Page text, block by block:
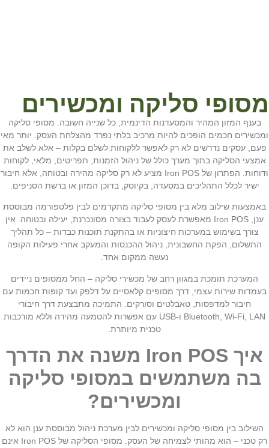
מסופי סליקה ומכשירים
בענף המזון המהיר והמסעדנות הדינמית, כל שנייה חשובה. מסופי סליקה
ומכשירים חכמים הופכים להיות מרכיב בלתי נפרד מהצלחת העסק. יותר מאי
פעם, עסקים נדרשים לא רק לאפשר ללקוחות לשלם בקלות – אלא לשלב את
אמצעי הסליקה בתוך מערך כולל של ניהול הזמנות, תפריטים, מלאי, לקוחות
ודוחות. הפתרון של Iron POS מציע לא רק סליקה מהירה ובטוחה, אלא חיבור
ישיר לכלל התהליכים במסעדה, בקיוסק, בדוכן המזון או ברשת הסניפים.
באמצעות שילוב מלא בין מסופי סליקה מתקדמים לבין פלטפורמה מבוססת
ענן, Iron POS מאפשרת לעסק לעבוד בצורה מסונכרנת, יעילה ובטוחה. אין
צורך בשימוש במערכות חיצוניות או בהתקנת תוכנות כבדות – כל תהליך
התשלום, הפקת החשבונית, ניהול ההכנסות והמעקב אחרי פעילות הקופה
נעשה ממקום אחד.
המערכת תומכת במגוון רחב של מכשירי סליקה – החל ממסופים ניידים
בעמדות שירות עצמי, דרך מסופים קלאסיים על דלפק ועד קופות חכמות עם
חיבור למדפסות, טאבלטים וסורקים. התמיכה מתבצעת דרך חיבורי
Bluetooth, Wi-Fi, LAN ו-USB עם אפשרות להטמעה מהירה וללא מורכבות
טכנית מיותרת.
איך Iron POS משנה את הדרך
בה משתמשים במסופי סליקה
ומכשירים?
השילוב בין מסופי סליקה ומכשירים לבין מערכת ניהול מבוססת ענן הוא לא
רק טכני – הוא מהותי לצמיחה של העסק. מסופי הסליקה של Iron POS אינם